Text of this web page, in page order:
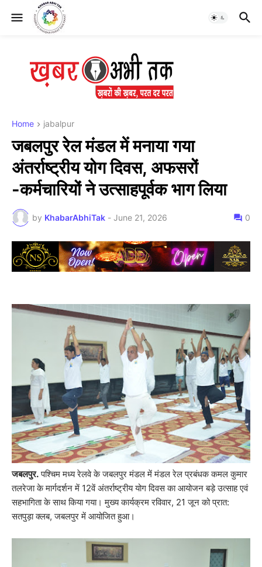
Home jabalpur
जबलपुर रेल मंडल में मनाया गया
अंतर्राष्ट्रीय योग दिवस, अफसरों
-कर्मचारियों ने उत्साहपूर्वक भाग लिया
by KhabarAbhiTak - June 21, 2026 0
जबलपुर.पश्चिम मध्य रेलवे के जबलपुर मंडल में मंडल रेल प्रबंधक कमल कुमार
तलरेजा के मार्गदर्शन में 12वें अंतर्राष्ट्रीय योग दिवस का आयोजन बड़े उत्साह एवं
सहभागिता के साथ किया गया। मुख्य कार्यक्रम रविवार, 21 जून को प्रात:
सतपुड़ा क्लब, जबलपुर में आयोजित हुआ।